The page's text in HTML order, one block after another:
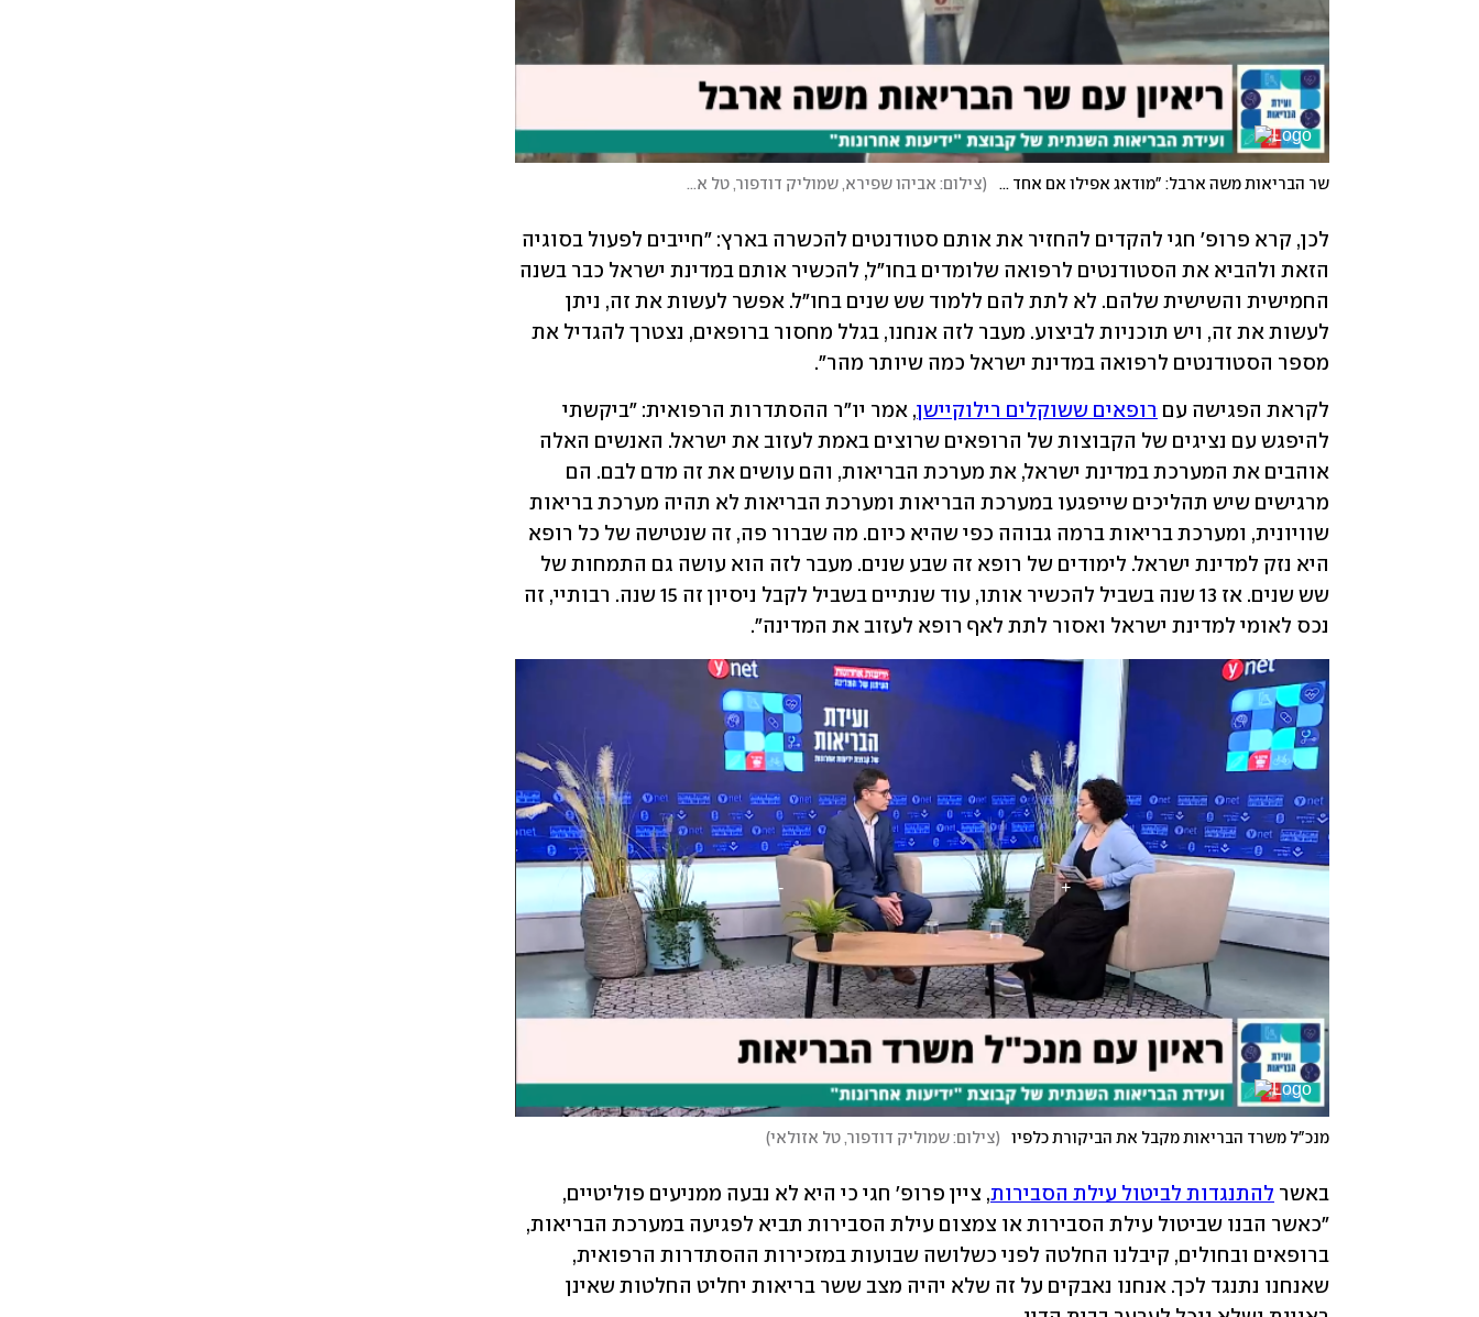
שר הבריאות משה ארבל: "מודאג אפילו אם אחד יעזוב" (צילום: אביהו שפירא, שמוליק דודפור, טל אזולאי
מספר הסטודנטים לרפואה במדינת ישראל כמה שיותר מהר".
לקראת הפגישה עם רופאים ששוקלים רילוקיישן
נכס לאומי למדינת ישראל ואסור לתת לאף רופא לעזוב את המדינה".
מנכ"ל משרד הבריאות מקבל את הביקורת כלפיו (צילום: שמוליק דודפור, טל אזולאי)
באשר להתנגדות לביטול עילת הסבירות